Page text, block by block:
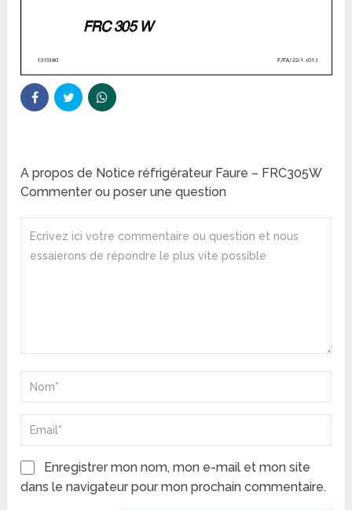
A propos de Notice réfrigérateur Faure – FRC305W
Commenter ou poser une question
Enregistrer mon nom, mon e-mail et mon site
dans le navigateur pour mon prochain commentaire.